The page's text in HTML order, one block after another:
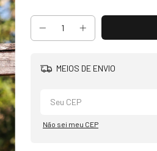
MEIOS DE ENVIO
Não sei meu CEP